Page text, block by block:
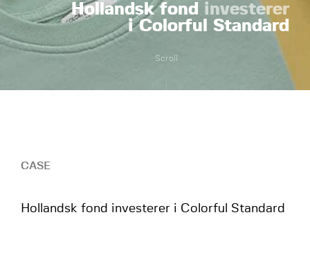
Hollandsk fond investerer
i Colorful Standard
Scroll
CASE
Hollandsk fond investerer i Colorful Standard